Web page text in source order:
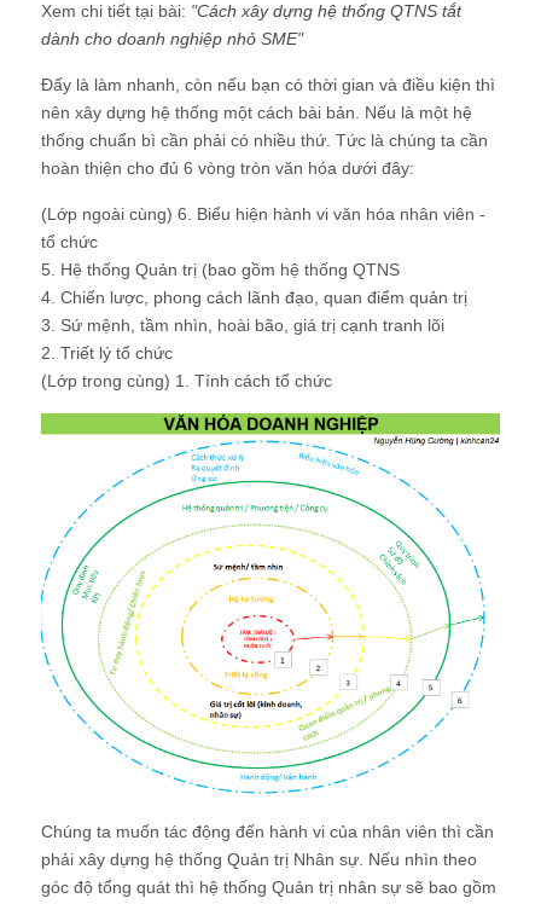
Xem chi tiết tại bài: "Cách xây dựng hệ thống QTNS tắt
dành cho doanh nghiệp nhỏ SME"
Đấy là làm nhanh, còn nếu bạn có thời gian và điều kiện thì
nên xây dựng hệ thống một cách bài bản. Nếu là một hệ
thống chuẩn bì cần phải có nhiều thứ. Tức là chúng ta cần
hoàn thiện cho đủ 6 vòng tròn văn hóa dưới đây:
(Lớp ngoài cùng) 6. Biểu hiện hành vi văn hóa nhân viên -
tổ chức
5. Hệ thống Quản trị (bao gồm hệ thống QTNS
4. Chiến lược, phong cách lãnh đạo, quan điểm quản trị
3. Sứ mệnh, tầm nhìn, hoài bão, giá trị cạnh tranh lõi
2. Triết lý tổ chức
(Lớp trong cùng) 1. Tính cách tổ chức
Chúng ta muốn tác động đến hành vi của nhân viên thì cần
phải xây dựng hệ thống Quản trị Nhân sự. Nếu nhìn theo
góc độ tổng quát thì hệ thống Quản trị nhân sự sẽ bao gồm